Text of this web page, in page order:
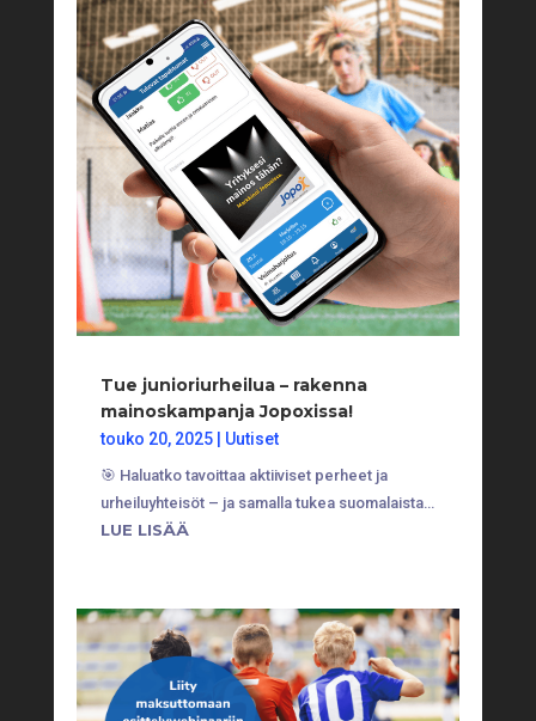
Tue junioriurheilua – rakenna
mainoskampanja Jopoxissa!
touko 20, 2025| Uutiset
🎯 Haluatko tavoittaa aktiiviset perheet ja
urheiluyhteisöt – ja samalla tukea suomalaista…
LUE LISÄÄ